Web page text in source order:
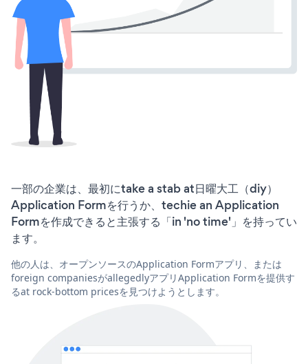
一部の企業は、最初にtake a stab at日曜大工（diy）
Application Formを行うか、techie an Application
Formを作成できると主張する「in 'no time'」を持ってい
ます。
他の人は、オープンソースのApplication Formアプリ、または
foreign companiesがallegedlyアプリApplication Formを提供す
るat rock-bottom pricesを見つけようとします。